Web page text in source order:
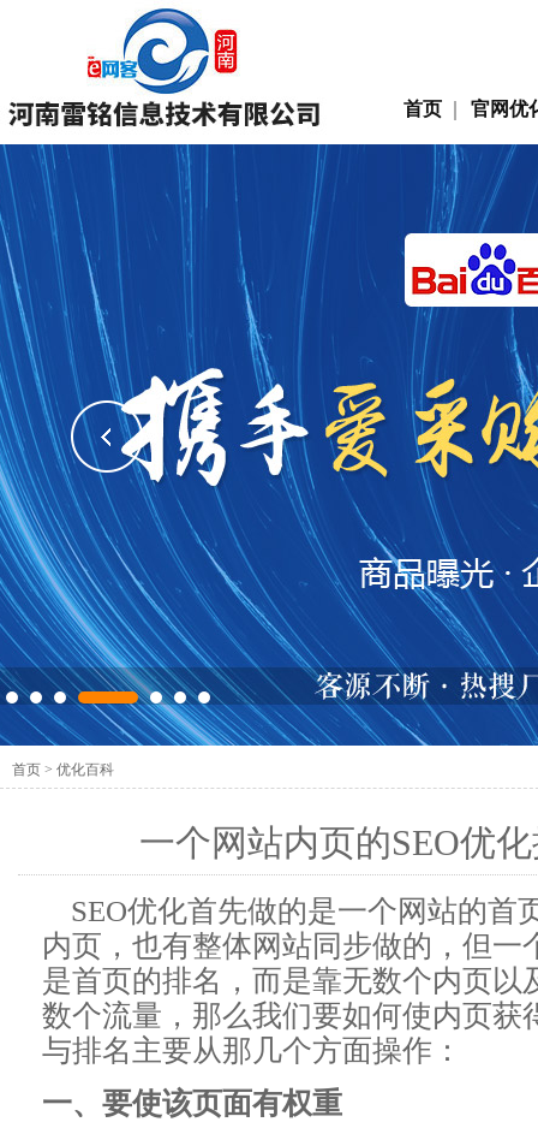
首页 官网优
首页 > 优化百科
一个网站内页的SEO优
SEO优化首先做的是一个网站的首
内页，也有整体网站同步做的，但一
是首页的排名，而是靠无数个内页以
数个流量，那么我们要如何使内页获
与排名主要从那几个方面操作：
一、要使该页面有权重